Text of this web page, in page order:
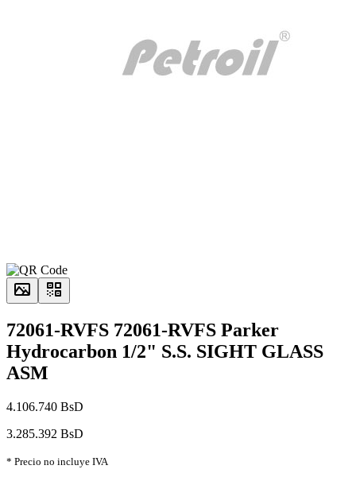
72061-RVFS 72061-RVFS Parker
Hydrocarbon 1/2" S.S. SIGHT GLASS
ASM
4.106.740 BsD
3.285.392 BsD
* Precio no incluye IVA